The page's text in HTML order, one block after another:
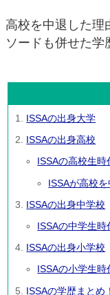
高校を中退した理
ソードも併せた学
ISSAの出身大学
ISSAの出身高校
ISSAの高校生時
ISSAが高校
ISSAの出身中学校
ISSAの中学生時
ISSAの出身小学校
ISSAの小学生時
ISSAの学歴まとめ！